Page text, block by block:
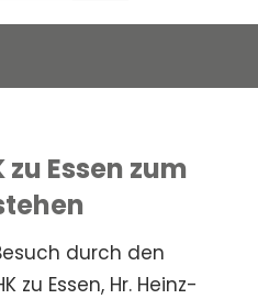
Essen zum
durch den
zu Essen, Hr. Heinz-